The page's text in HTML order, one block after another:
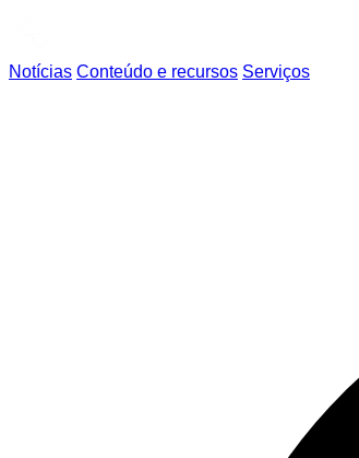
Notícias Conteúdo e recursos Serviços